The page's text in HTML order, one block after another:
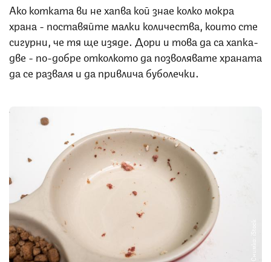
Ако котката ви не хапва кой знае колко мокра
храна - поставяйте малки количества, които сте
сигурни, че тя ще изяде. Дори и това да са хапка-
две - по-добре отколкото да позволявате храната
да се разваля и да привлича буболечки.
Снимка: iStock